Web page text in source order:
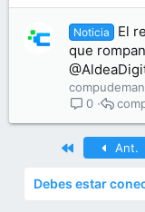
Noticia
El
que
0
PrimeroAnt.
Debes estar